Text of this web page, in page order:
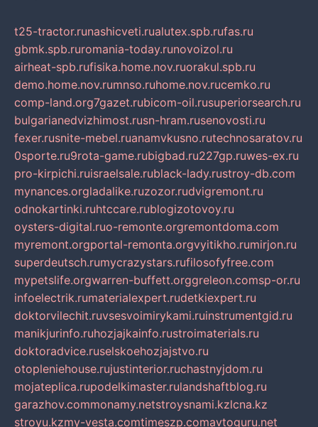
t25-tractor.runashicveti.rualutex.spb.rufas.ru
gbmk.spb.ruromania-today.runovoizol.ru
airheat-spb.rufisika.home.nov.ruorakul.spb.ru
demo.home.nov.rumnso.ruhome.nov.rucemko.ru
comp-land.org7gazet.rubicom-oil.rusuperiorsearch.ru
bulgarianedvizhimost.rusn-hram.rusenovosti.ru
fexer.rusnite-mebel.ruanamvkusno.rutechnosaratov.ru
0sporte.ru9rota-game.rubigbad.ru227gp.ruwes-ex.ru
pro-kirpichi.ruisraelsale.rublack-lady.rustroy-db.com
mynances.orgladalike.ruzozor.rudvigremont.ru
odnokartinki.ruhtccare.rublogizotovoy.ru
oysters-digital.ruo-remonte.orgremontdoma.com
myremont.orgportal-remonta.orgvyitikho.rumirjon.ru
superdeutsch.rumycrazystars.rufilosofyfree.com
mypetslife.orgwarren-buffett.orggreleon.comsp-or.ru
infoelectrik.rumaterialexpert.rudetkiexpert.ru
doktorvilechit.ruvsesvoimirykami.ruinstrumentgid.ru
manikjurinfo.ruhozjajkainfo.rustroimaterials.ru
doktoradvice.ruselskoehozjajstvo.ru
otopleniehouse.rujustinterior.ruchastnyjdom.ru
mojateplica.rupodelkimaster.rulandshaftblog.ru
garazhov.commonamy.netstroysnami.kzlcna.kz
stroyu.kzmy-vesta.comtimeszp.comavtoguru.net